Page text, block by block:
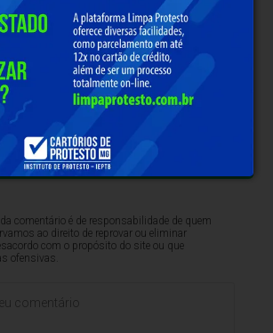
do Nordeste e do Sul. A dança
ao som de uma banda.
e faça parte do nosso grupo no
WhatsApp
comentário é de responsabilidade de quem
ao direito de reprovar ou eliminar
com o propósito do site ou que
ofensivas.